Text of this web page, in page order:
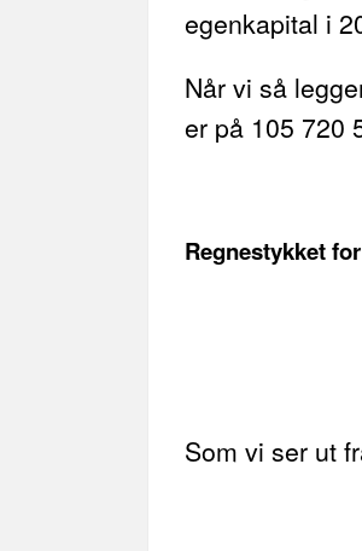
egenkapital i
Når vi så
er på 105 720
Regnestykket
Som vi ser ut